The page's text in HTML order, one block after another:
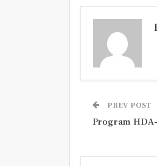
PREV POST
Program